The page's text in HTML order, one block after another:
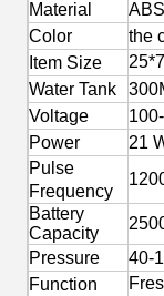
Material
Color
the
Item Size
Water Tank
Voltage
Power
21
Pulse
Frequency
Battery
Capacity
Pressure
40-
Function